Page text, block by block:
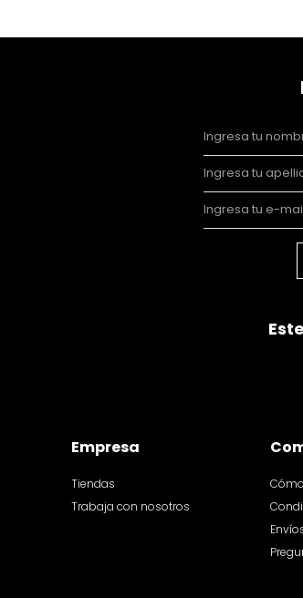
Empresa
Tiendas
Trabaja con nosotros